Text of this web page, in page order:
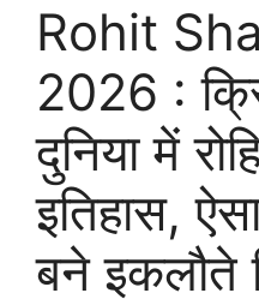
Rohit
2026 :
दुनिया में
इतिहास,
बने इकलौते